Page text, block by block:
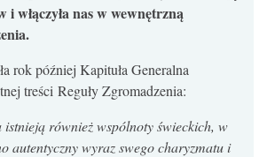
włączyła nas w wewnętrzną
rok później Kapituła Generalna
treści Reguły Zgromadzenia:
również wspólnoty świeckich, w
autentyczny wyraz swego charyzmatu i